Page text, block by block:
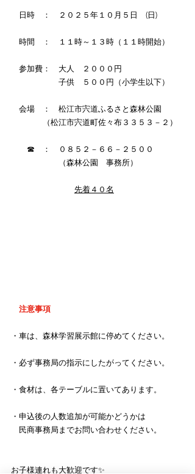
日時　：　２０２５年１０月５日　(日)
時間　：　１１時～１３時（１１時開始）
参加費：　大人　２０００円
子供　５００円（小学生以下）
会場　：　松江市宍道ふるさと森林公園
（松江市宍道町佐々布３３５３－２）
☎　：　０８５２－６６－２５００
（森林公園　事務所）
先着４０名
注意事項
・車は、森林学習展示館に停めてください。
・必ず事務局の指示にしたがってください。
・食材は、各テーブルに置いてあります。
・申込後の人数追加が可能かどうかは
民商事務局までお問い合わせください。
お子様連れも大歓迎です✨